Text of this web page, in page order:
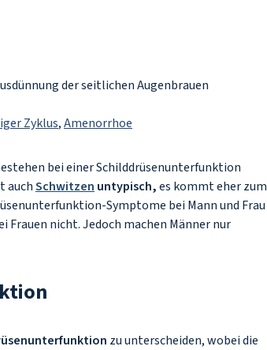
der seitlichen Augenbrauen
Zyklus,Amenorrhoe
bei einer Schilddrüsenunterfunktion
auchSchwitzen untypisch,es kommt eher zum
Symptome bei Mann und Frau
Frauen nicht. Jedoch machen Männer nur
zu unterscheiden, wobei die